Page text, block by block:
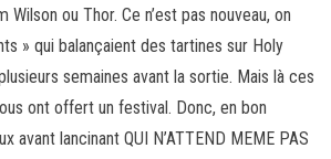
ou Thor. Ce n’est pas nouveau, on
» qui balançaient des tartines sur Holy
semaines avant la sortie. Mais là ces
ont offert un festival. Donc, en bon
avant lancinant QUI N’ATTEND MEME PAS